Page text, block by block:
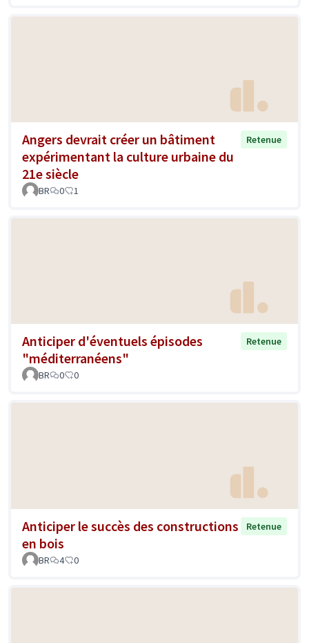
Angers devrait créer un bâtiment
expérimentant la culture urbaine du
21e siècle
Retenue
BR 0 1
Anticiper d'éventuels épisodes
"méditerranéens"
Retenue
BR 0 0
Anticiper le succès des constructions
en bois
Retenue
BR 4 0